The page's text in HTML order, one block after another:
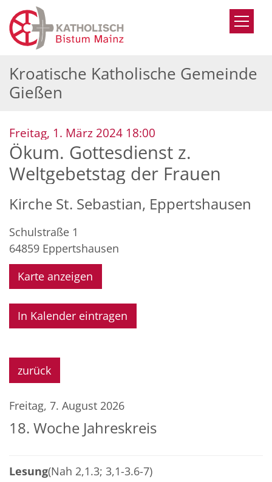
Zum Inhalt springen
Kroatische Katholische Gemeinde
Gießen
Freitag, 1. März 2024 18:00
Ökum. Gottesdienst z.
Weltgebetstag der Frauen
Kirche St. Sebastian, Eppertshausen
Schulstraße 1
64859 Eppertshausen
Karte anzeigen
In Kalender eintragen
zurück
Freitag, 7. August 2026
18. Woche Jahreskreis
Lesung(Nah 2,1.3; 3,1-3.6-7)